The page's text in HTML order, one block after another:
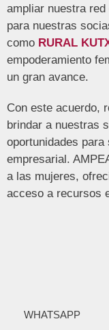
ampliar nuestra
para nuestras
como RURAL
empoderamiento
un gran avance.
Con este acuerdo,
brindar a nuestras
oportunidades
empresarial.
a las mujeres,
acceso a recursos
WHATSAPP